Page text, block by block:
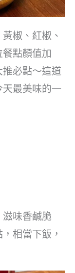
椒、紅椒、
點顏值加
必點～這道
最美味的一
味香鹹脆
相當下飯，